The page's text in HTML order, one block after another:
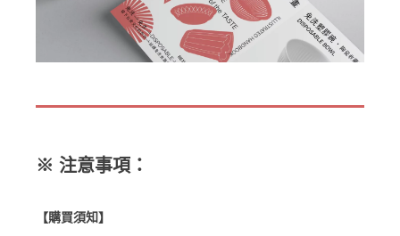
※ 注意事項：
【購買須知】